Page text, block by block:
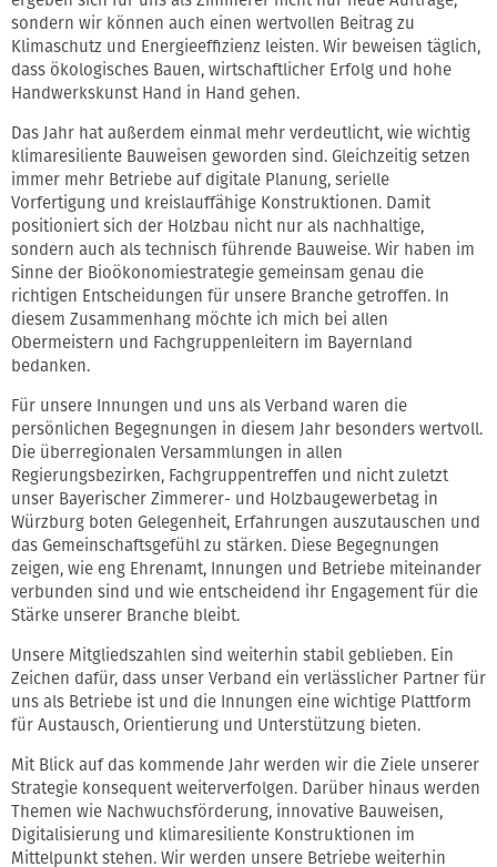
sondern wir können auch einen wertvollen Beitrag zu
Klimaschutz und Energieeffizienz leisten. Wir beweisen täglich,
dass ökologisches Bauen, wirtschaftlicher Erfolg und hohe
Handwerkskunst Hand in Hand gehen.
Das Jahr hat außerdem einmal mehr verdeutlicht, wie wichtig
klimaresiliente Bauweisen geworden sind. Gleichzeitig setzen
immer mehr Betriebe auf digitale Planung, serielle
Vorfertigung und kreislauffähige Konstruktionen. Damit
positioniert sich der Holzbau nicht nur als nachhaltige,
sondern auch als technisch führende Bauweise. Wir haben im
Sinne der Bioökonomiestrategie gemeinsam genau die
richtigen Entscheidungen für unsere Branche getroffen. In
diesem Zusammenhang möchte ich mich bei allen
Obermeistern und Fachgruppenleitern im Bayernland
bedanken.
Für unsere Innungen und uns als Verband waren die
persönlichen Begegnungen in diesem Jahr besonders wertvoll.
Die überregionalen Versammlungen in allen
Regierungsbezirken, Fachgruppentreffen und nicht zuletzt
unser Bayerischer Zimmerer- und Holzbaugewerbetag in
Würzburg boten Gelegenheit, Erfahrungen auszutauschen und
das Gemeinschaftsgefühl zu stärken. Diese Begegnungen
zeigen, wie eng Ehrenamt, Innungen und Betriebe miteinander
verbunden sind und wie entscheidend ihr Engagement für die
Stärke unserer Branche bleibt.
Unsere Mitgliedszahlen sind weiterhin stabil geblieben. Ein
Zeichen dafür, dass unser Verband ein verlässlicher Partner für
uns als Betriebe ist und die Innungen eine wichtige Plattform
für Austausch, Orientierung und Unterstützung bieten.
Mit Blick auf das kommende Jahr werden wir die Ziele unserer
Strategie konsequent weiterverfolgen. Darüber hinaus werden
Themen wie Nachwuchsförderung, innovative Bauweisen,
Digitalisierung und klimaresiliente Konstruktionen im
Mittelpunkt stehen. Wir werden unsere Betriebe weiterhin